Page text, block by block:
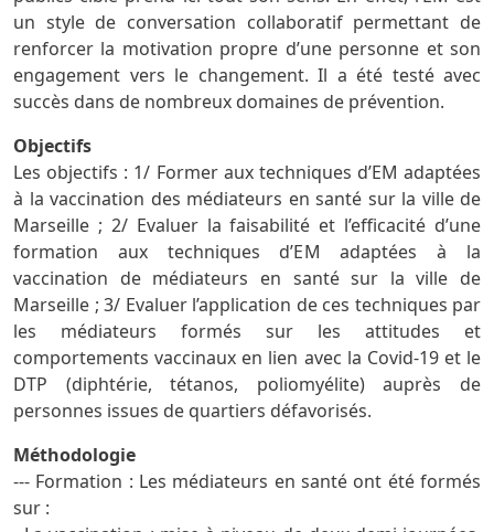
un style de conversation collaboratif permettant de
renforcer la motivation propre d’une personne et son
engagement vers le changement. Il a été testé avec
succès dans de nombreux domaines de prévention.
Objectifs
Les objectifs : 1/ Former aux techniques d’EM adaptées
à la vaccination des médiateurs en santé sur la ville de
Marseille ; 2/ Evaluer la faisabilité et l’efficacité d’une
formation aux techniques d’EM adaptées à la
vaccination de médiateurs en santé sur la ville de
Marseille ; 3/ Evaluer l’application de ces techniques par
les médiateurs formés sur les attitudes et
comportements vaccinaux en lien avec la Covid-19 et le
DTP (diphtérie, tétanos, poliomyélite) auprès de
personnes issues de quartiers défavorisés.
Méthodologie
--- Formation : Les médiateurs en santé ont été formés
sur :